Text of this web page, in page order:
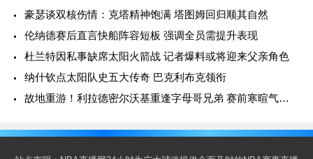
豪瑟谈双核伤情：克塔精神饱满 塔图姆回归顺其自然
伦纳德赛后直言快船阵容短板 强调全员需提升表现
杜兰特因私事缺席太阳火箭战 记者爆料或将迎来父亲角色
纳什钦点太阳队史五大传奇 巴克利布克领衔
故地重游！利拉德密尔沃基重逢字母哥兄弟 赛前寒暄气氛融洽